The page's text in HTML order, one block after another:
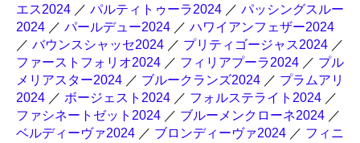
エス2024 ／ パルティトゥーラ2024 ／ パッシングスルー
2024 ／ パールデュー2024 ／ ハワイアンフェザー2024
／ バウンスシャッセ2024 ／ プリティゴージャス2024 ／
ファーストフォリオ2024 ／ フィリアプーラ2024 ／ プル
メリアスター2024 ／ ブルークランズ2024 ／ プラムアリ
2024 ／ ボージェスト2024 ／ フォルステライト2024 ／
ファシネートゼット2024 ／ ブルーメンクローネ2024 ／
ベルディーヴァ2024 ／ ブロンディーヴァ2024 ／ フィニ